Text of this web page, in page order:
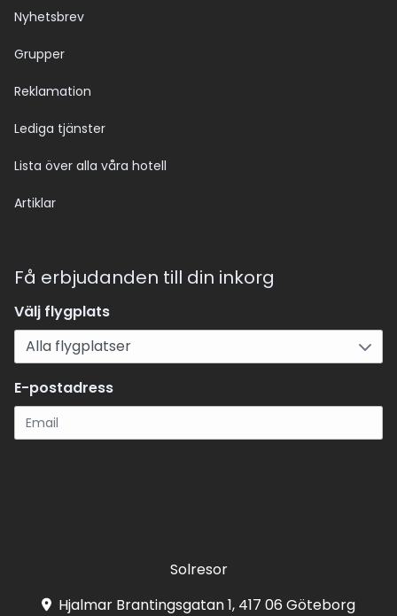
Nyhetsbrev
Grupper
Reklamation
Lediga tjänster
Lista över alla våra hotell
Artiklar
Få erbjudanden till din inkorg
Välj flygplats
E-postadress
Solresor
Hjalmar Brantingsgatan 1, 417 06 Göteborg